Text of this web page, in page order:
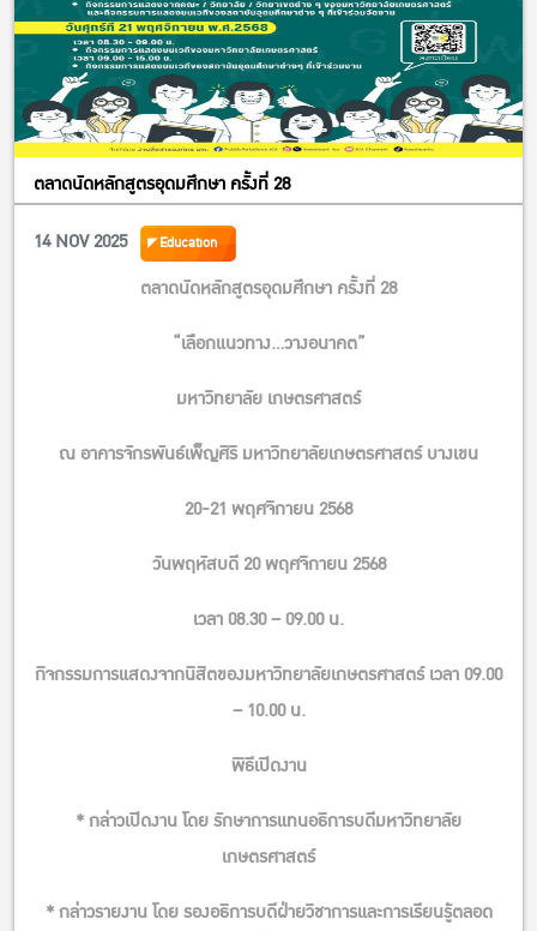
ตลาดนัดหลักสูตรอุดมศึกษา ครั้งที่ 28
14 NOV 2025
Education
ตลาดนัดหลักสูตรอุดมศึกษา ครั้งที่ 28
“เลือกแนวทาง…วางอนาคต”
มหาวิทยาลัย เกษตรศาสตร์
ณ อาคารจักรพันธ์เพ็ญศิริ มหาวิทยาลัยเกษตรศาสตร์ บางเขน
20-21 พฤศจิกายน 2568
วันพฤหัสบดี 20 พฤศจิกายน 2568
เวลา 08.30 – 09.00 น.
กิจกรรมการแสดงจากนิสิตของมหาวิทยาลัยเกษตรศาสตร์ เวลา 09.00
– 10.00 น.
พิธีเปิดงาน
* กล่าวเปิดงาน โดย รักษาการแทนอธิการบดีมหาวิทยาลัย
เกษตรศาสตร์
* กล่าวรายงาน โดย รองอธิการบดีฝ่ายวิชาการและการเรียนรู้ตลอด